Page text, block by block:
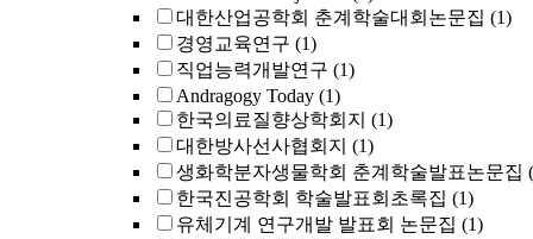
대한산업공학회 춘계학술대회논문집 (1)
경영교육연구 (1)
직업능력개발연구 (1)
Andragogy Today (1)
한국의료질향상학회지 (1)
대한방사선사협회지 (1)
생화학분자생물학회 춘계학술발표논문집
한국진공학회 학술발표회초록집 (1)
유체기계 연구개발 발표회 논문집 (1)